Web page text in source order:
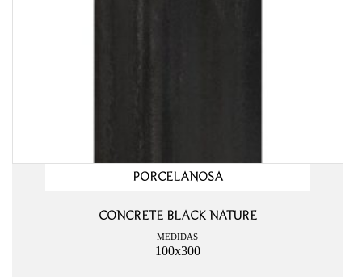
PORCELANOSA
CONCRETE BLACK NATURE
MEDIDAS
100x300